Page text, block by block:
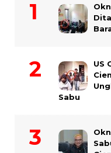
US
Sabu